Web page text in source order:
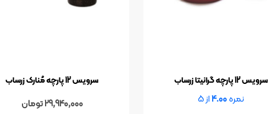
سرویس 12 پارچه گرانیتا زرساب
نمره4.00از 5
سرویس 12 پارچه مُنارک زرساب
29,940,000تومان